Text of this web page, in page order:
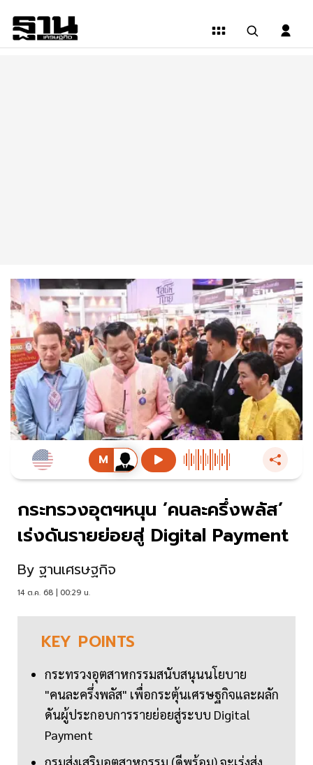
กระทรวงอุตฯหนุน ’คนละครึ่งพลัส’
เร่งดันรายย่อยสู่ Digital Payment
By ฐานเศรษฐกิจ
14 ต.ค. 68 | 00:29 น.
KEY POINTS
กระทรวงอุตสาหกรรมสนับสนุนนโยบาย
"คนละครึ่งพลัส" เพื่อกระตุ้นเศรษฐกิจและผลัก
ดันผู้ประกอบการรายย่อยสู่ระบบ Digital
Payment